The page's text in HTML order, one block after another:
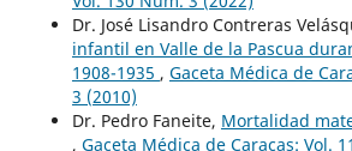
Dr. José Lisandro Contreras
infantil en Valle de la Pascua
1908-1935 , Gaceta Médica de
3 (2010)
Dr. Pedro Faneite, Mortalidad
, Gaceta Médica de Caracas: Vol.